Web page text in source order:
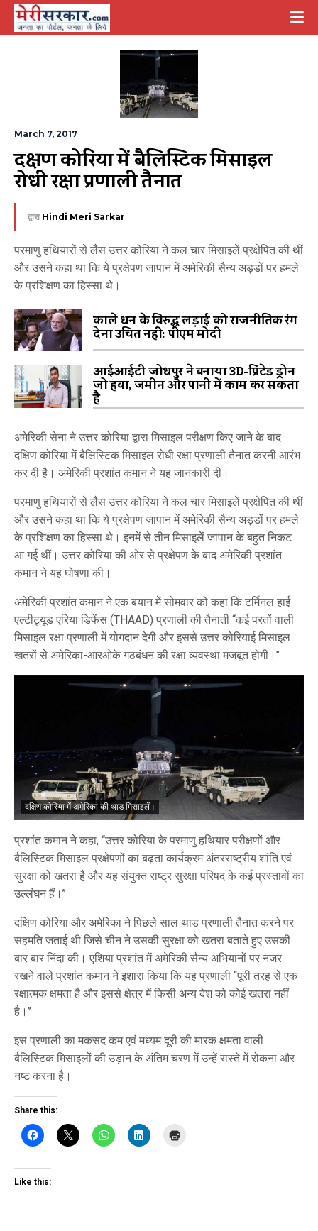
March 7, 2017
दक्षिण कोरिया में बैलिस्टिक मिसाइल
रोधी रक्षा प्रणाली तैनात
द्वारा Hindi Meri Sarkar
परमाणु हथियारों से लैस उत्तर कोरिया ने कल चार मिसाइलें प्रक्षेपित की थीं
और उसने कहा था कि ये प्रक्षेपण जापान में अमेरिकी सैन्य अड्डों पर हमले
के प्रशिक्षण का हिस्सा थे।
काले धन के विरुद्ध लड़ाई को राजनीतिक रंग
देना उचित नहीं: पीएम मोदी
आईआईटी जोधपुर ने बनाया 3D-प्रिंटेड ड्रोन
जो हवा, जमीन और पानी में काम कर सकता
है
अमेरिकी सेना ने उत्तर कोरिया द्वारा मिसाइल परीक्षण किए जाने के बाद
दक्षिण कोरिया में बैलिस्टिक मिसाइल रोधी रक्षा प्रणाली तैनात करनी आरंभ
कर दी है। अमेरिकी प्रशांत कमान ने यह जानकारी दी।
परमाणु हथियारों से लैस उत्तर कोरिया ने कल चार मिसाइलें प्रक्षेपित की थीं
और उसने कहा था कि ये प्रक्षेपण जापान में अमेरिकी सैन्य अड्डों पर हमले
के प्रशिक्षण का हिस्सा थे। इनमें से तीन मिसाइलें जापान के बहुत निकट
आ गई थीं। उत्तर कोरिया की ओर से प्रक्षेपण के बाद अमेरिकी प्रशांत
कमान ने यह घोषणा की।
अमेरिकी प्रशांत कमान ने एक बयान में सोमवार को कहा कि टर्मिनल हाई
एल्टीट्यूड एरिया डिफेंस (THAAD) प्रणाली की तैनाती ‘‘कई परतों वाली
मिसाइल रक्षा प्रणाली में योगदान देगी और इससे उत्तर कोरियाई मिसाइल
खतरों से अमेरिका-आरओके गठबंधन की रक्षा व्यवस्था मजबूत होगी।’’
दक्षिण कोरिया में अमेरिका की थाड मिसाइलें।
प्रशांत कमान ने कहा, ‘‘उत्तर कोरिया के परमाणु हथियार परीक्षणों और
बैलिस्टिक मिसाइल प्रक्षेपणों का बढ़ता कार्यक्रम अंतरराष्ट्रीय शांति एवं
सुरक्षा को खतरा है और यह संयुक्त राष्ट्र सुरक्षा परिषद के कई प्रस्तावों का
उल्लंघन हैं।’’
दक्षिण कोरिया और अमेरिका ने पिछले साल थाड प्रणाली तैनात करने पर
सहमति जताई थी जिसे चीन ने उसकी सुरक्षा को खतरा बताते हुए उसकी
बार बार निंदा की। एशिया प्रशांत में अमेरिकी सैन्य अभियानों पर नजर
रखने वाले प्रशांत कमान ने इशारा किया कि यह प्रणाली ‘‘पूरी तरह से एक
रक्षात्मक क्षमता है और इससे क्षेत्र में किसी अन्य देश को कोई खतरा नहीं
है।’’
इस प्रणाली का मकसद कम एवं मध्यम दूरी की मारक क्षमता वाली
बैलिस्टिक मिसाइलों की उड़ान के अंतिम चरण में उन्हें रास्ते में रोकना और
नष्ट करना है।
Share this:
Like this: